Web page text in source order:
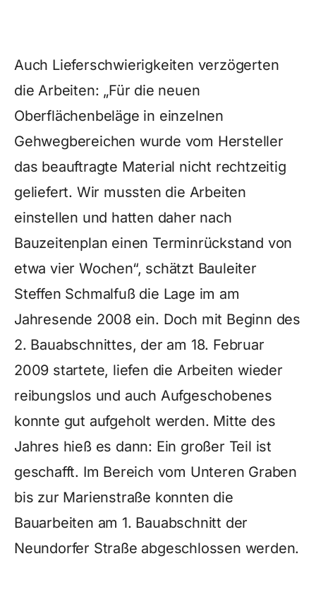
Auch Lieferschwierigkeiten verzögerten
die Arbeiten: „Für die neuen
Oberflächenbeläge in einzelnen
Gehwegbereichen wurde vom Hersteller
das beauftragte Material nicht rechtzeitig
geliefert. Wir mussten die Arbeiten
einstellen und hatten daher nach
Bauzeitenplan einen Terminrückstand von
etwa vier Wochen“, schätzt Bauleiter
Steffen Schmalfuß die Lage im am
Jahresende 2008 ein. Doch mit Beginn des
2. Bauabschnittes, der am 18. Februar
2009 startete, liefen die Arbeiten wieder
reibungslos und auch Aufgeschobenes
konnte gut aufgeholt werden. Mitte des
Jahres hieß es dann: Ein großer Teil ist
geschafft. Im Bereich vom Unteren Graben
bis zur Marienstraße konnten die
Bauarbeiten am 1. Bauabschnitt der
Neundorfer Straße abgeschlossen werden.